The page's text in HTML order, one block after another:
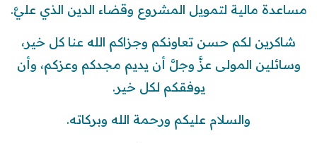
مساعدة مالية لتمويل المشروع وقضاء الدين الذي عليَّ.
شاكرين لكم حسن تعاونكم وجزاكم الله عنا كل خير،
وسائلين المولى عزَّ وجلَّ أن يديم مجدكم وعزكم، وأن
يوفقكم لكل خير.
والسلام عليكم ورحمة الله وبركاته.